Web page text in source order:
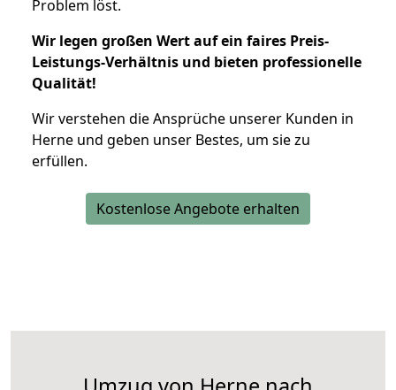
Problem löst.
Wir legen großen Wert auf ein faires Preis-
Leistungs-Verhältnis und bieten professionelle
Qualität!
Wir verstehen die Ansprüche unserer Kunden in
Herne und geben unser Bestes, um sie zu
erfüllen.
Kostenlose Angebote erhalten